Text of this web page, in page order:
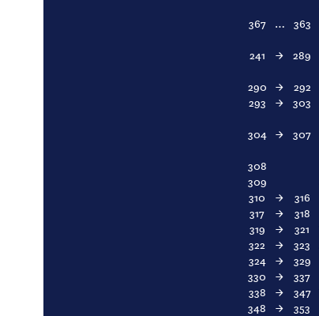
367
… 363
241 → 289
290 → 292
293
→ 303
304 → 307
308
309
310
→ 316
317
→ 318
319
→ 321
322
→ 323
324
→ 329
330
→ 337
338
→ 347
348
→ 353